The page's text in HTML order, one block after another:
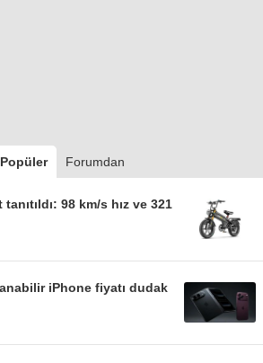
Popüler Forumdan
98 km/s hız ve 321
iPhone fiyatı dudak